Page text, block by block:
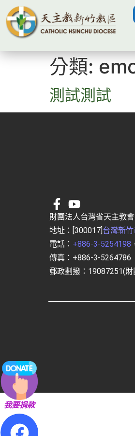
分類:
測試測試
財團法人台灣省天主教
地址：[300017]台灣新
電話： +886-3-5254198
傳真：+886-3-5264786
郵政劃撥：19087251(
我要捐款